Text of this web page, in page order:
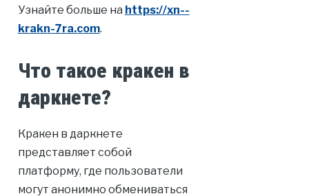
Узнайте больше на https://xn--
krakn-7ra.com.
Что такое кракен в
даркнете?
Кракен в даркнете
представляет собой
платформу, где пользователи
могут анонимно обмениваться